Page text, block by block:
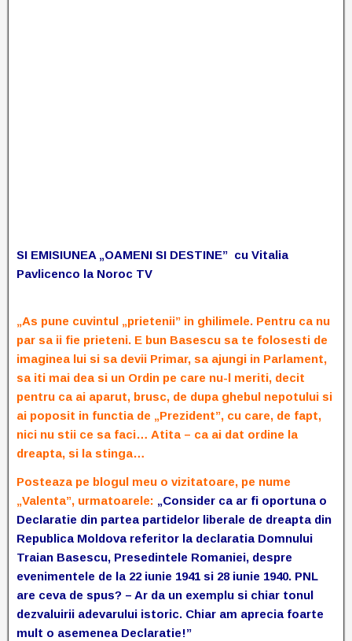
SI EMISIUNEA „OAMENI SI DESTINE” cu Vitalia
Pavlicenco la Noroc TV
„As pune cuvintul „prietenii” in ghilimele. Pentru ca nu
par sa ii fie prieteni. E bun Basescu sa te folosesti de
imaginea lui si sa devii Primar, sa ajungi in Parlament,
sa iti mai dea si un Ordin pe care nu-l meriti, decit
pentru ca ai aparut, brusc, de dupa ghebul nepotului si
ai poposit in functia de „Prezident”, cu care, de fapt,
nici nu stii ce sa faci… Atita – ca ai dat ordine la
dreapta, si la stinga…
Posteaza pe blogul meu o vizitatoare, pe nume
„Valenta”, urmatoarele: „Consider ca ar fi oportuna o
Declaratie din partea partidelor liberale de dreapta din
Republica Moldova referitor la declaratia Domnului
Traian Basescu, Presedintele Romaniei, despre
evenimentele de la 22 iunie 1941 si 28 iunie 1940. PNL
are ceva de spus? – Ar da un exemplu si chiar tonul
dezvaluirii adevarului istoric. Chiar am aprecia foarte
mult o asemenea Declaratie!”